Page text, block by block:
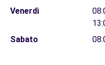
Venerdì
Sabato